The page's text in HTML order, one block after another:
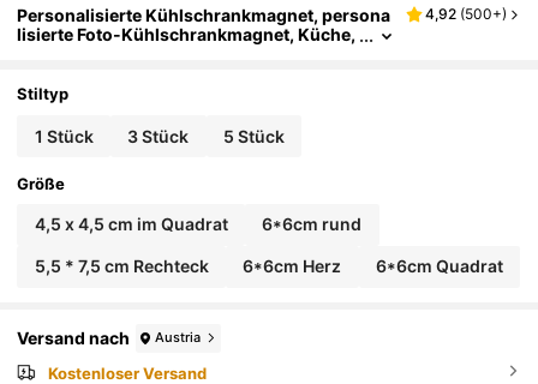
Personalisierte Kühlschrankmagnet, persona
lisierte Foto-Kühlschrankmagnet, Küche,
ng, einzigartig, ideales Geschenk für Freund/
Wohnzimmer, Zuhause, multifunktional, hoch
wertig, farbig, modern, personalisiert
4,92 (500+)
Stiltyp
1 Stück 3 Stück 5 Stück
Größe
4,5 x 4,5 cm im Quadrat 6*6cm rund
5,5 * 7,5 cm Rechteck 6*6cm Herz 6*6cm Quadrat
Versand nach Austria
Kostenloser Versand